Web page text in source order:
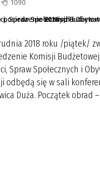
1090
2018 roku /piątek/
Komisji
Spraw Społecznych i
odbędą się w sali
Duża. Początek obrad –